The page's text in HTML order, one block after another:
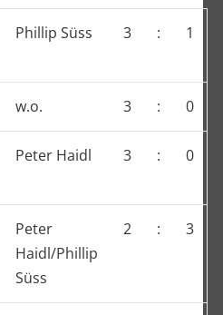
Phillip Süss 3 : 1
w.o. 3 : 0
Peter Haidl 3 : 0
Peter
Haidl/Phillip
Süss
2 : 3